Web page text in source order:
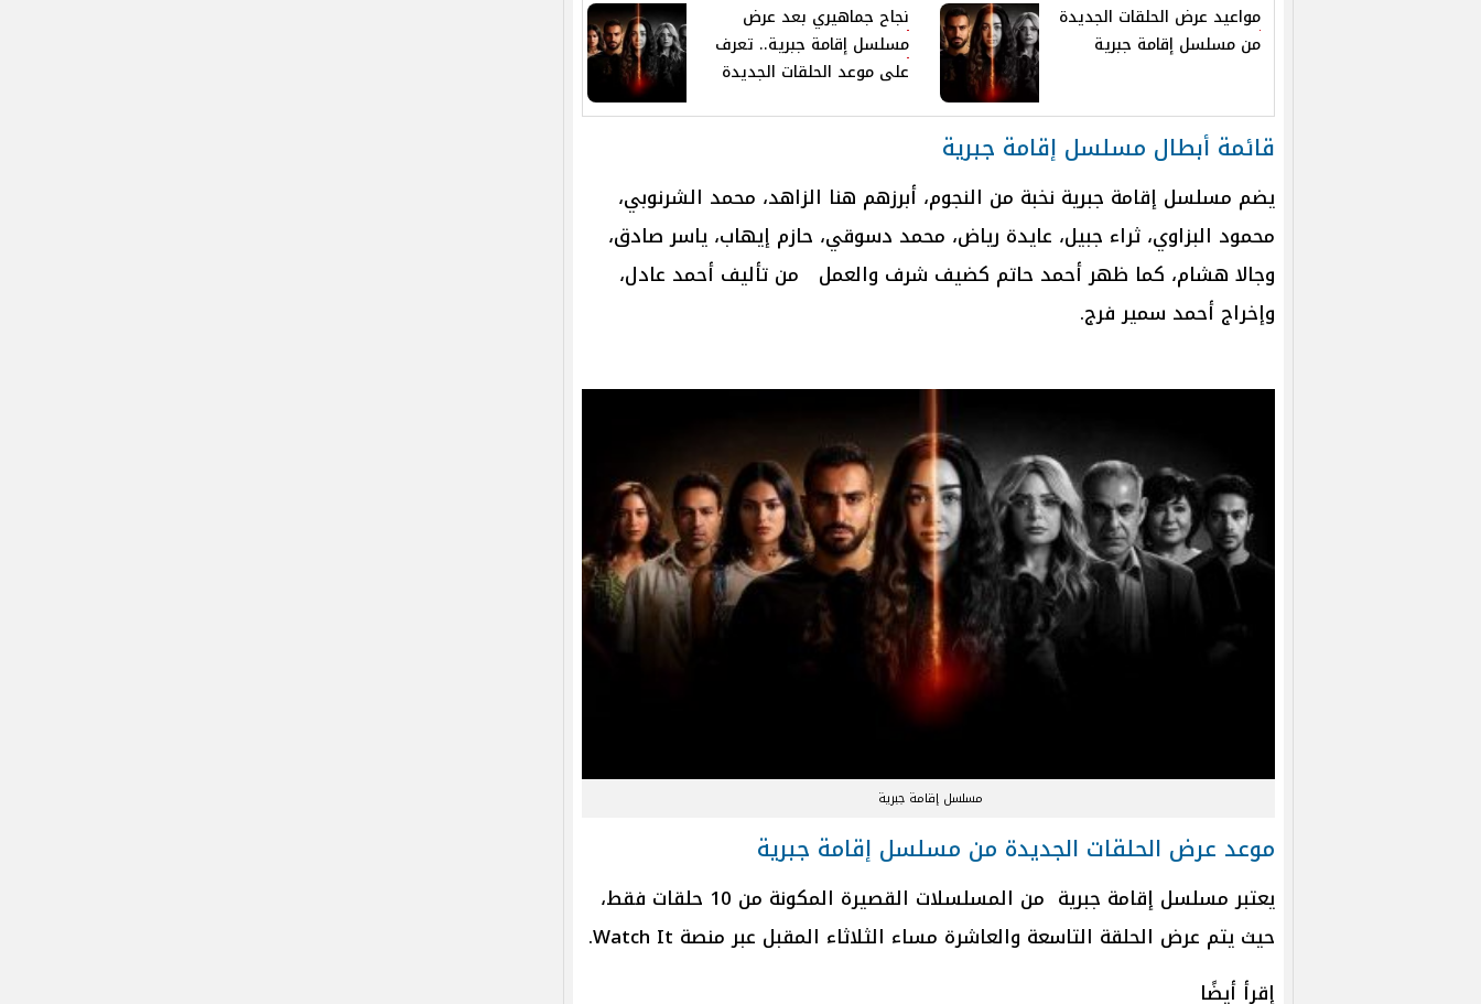
مواعيد عرض الحلقات الجديدة
من مسلسل إقامة جبرية
نجاح جماهيري بعد عرض
مسلسل إقامة جبرية.. تعرف
على موعد الحلقات الجديدة
قائمة أبطال مسلسل إقامة جبرية
يضم مسلسل إقامة جبرية نخبة من النجوم، أبرزهم هنا الزاهد، محمد الشرنوبي،
محمود البزاوي، ثراء جبيل، عايدة رياض، محمد دسوقي، حازم إيهاب، ياسر صادق،
وجالا هشام، كما ظهر أحمد حاتم كضيف شرف والعمل من تأليف أحمد عادل،
وإخراج أحمد سمير فرج.
مسلسل إقامة جبرية
موعد عرض الحلقات الجديدة من مسلسل إقامة جبرية
يعتبر مسلسل إقامة جبرية من المسلسلات القصيرة المكونة من 10 حلقات فقط،
حيث يتم عرض الحلقة التاسعة والعاشرة مساء الثلاثاء المقبل عبر منصة Watch It.
إقرأ أيضًا